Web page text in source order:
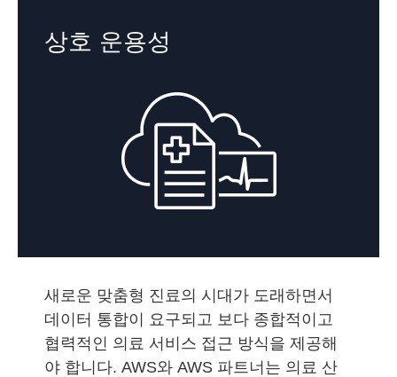
상호 운용성
새로운 맞춤형 진료의 시대가 도래하면서
데이터 통합이 요구되고 보다 종합적이고
협력적인 의료 서비스 접근 방식을 제공해
야 합니다. AWS와 AWS 파트너는 의료 산